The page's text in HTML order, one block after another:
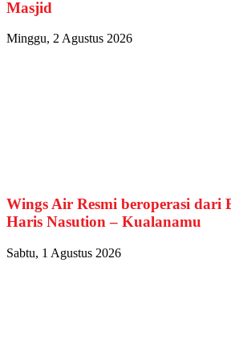
Masjid
Minggu, 2 Agustus 2026
Wings Air Resmi beroperasi dari
Haris Nasution – Kualanamu
Sabtu, 1 Agustus 2026